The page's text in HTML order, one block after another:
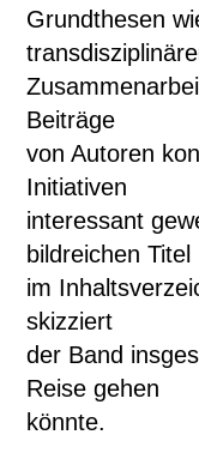
Grundthesen
Beiträge
von Autoren
Initiativen
interessant
bildreichen Titel
im
skizziert
der Band
Reise gehen
könnte.